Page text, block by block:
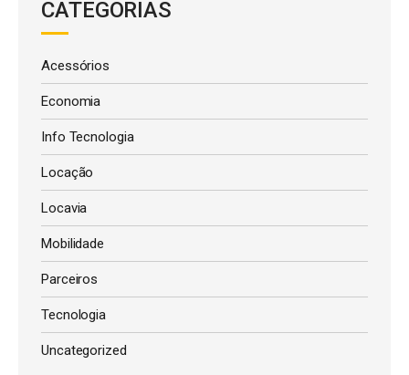
CATEGORIAS
Acessórios
Economia
Info Tecnologia
Locação
Locavia
Mobilidade
Parceiros
Tecnologia
Uncategorized